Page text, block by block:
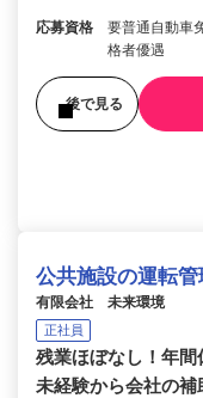
応募資格
要普通自動車
格者優遇
後で見る
公共施設の運転管
有限会社 未来環境
正社員
残業ほぼなし！年間
未経験から会社の補